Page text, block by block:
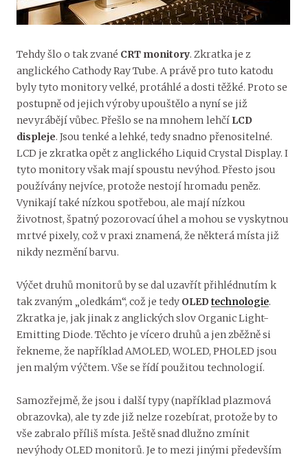
Tehdy šlo o tak zvané CRT monitory. Zkratka je z
anglického Cathody Ray Tube. A právě pro tuto katodu
byly tyto monitory velké, protáhlé a dosti těžké. Proto se
postupně od jejich výroby upouštělo a nyní se již
nevyrábějí vůbec. Přešlo se na mnohem lehčí LCD
displeje. Jsou tenké a lehké, tedy snadno přenositelné.
LCD je zkratka opět z anglického Liquid Crystal Display. I
tyto monitory však mají spoustu nevýhod. Přesto jsou
používány nejvíce, protože nestojí hromadu peněz.
Vynikají také nízkou spotřebou, ale mají nízkou
životnost, špatný pozorovací úhel a mohou se vyskytnou
mrtvé pixely, což v praxi znamená, že některá místa již
nikdy nezmění barvu.
Výčet druhů monitorů by se dal uzavřít přihlédnutím k
tak zvaným „oledkám“, což je tedy OLEDtechnologie.
Zkratka je, jak jinak z anglických slov Organic Light-
Emitting Diode. Těchto je vícero druhů a jen zběžně si
řekneme, že například AMOLED, WOLED, PHOLED jsou
jen malým výčtem. Vše se řídí použitou technologií.
Samozřejmě, že jsou i další typy (například plazmová
obrazovka), ale ty zde již nelze rozebírat, protože by to
vše zabralo příliš místa. Ještě snad dlužno zmínit
nevýhody OLED monitorů. Je to mezi jinými především